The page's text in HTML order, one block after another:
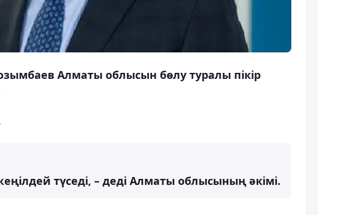
Алматы облысын бөлу туралы пікір
түседі, – деді Алматы облысының әкімі.